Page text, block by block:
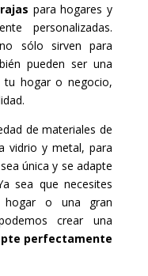
para hogares y
personalizadas.
sólo sirven para
pueden ser una
tu hogar o negocio,
de materiales de
vidrio y metal, para
única y se adapte
sea que necesites
hogar o una gran
crear una
perfectamente